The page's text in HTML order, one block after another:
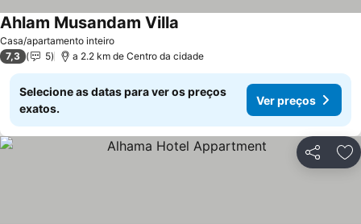
Casa/apartamento inteiro
Ahlam Musandam Villa
7,3 5 a 2.2 km de Centro da cidade
Selecione as datas para ver os preços
exatos.
Ver preços
Partilhar